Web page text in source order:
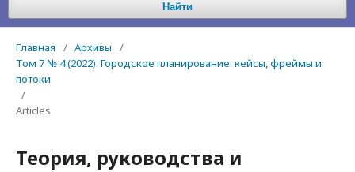
Найти
Главная / Архивы
/
Том 7 № 4 (2022): Городское планирование: кейсы, фреймы и
потоки
/
Articles
Теория, руководства и